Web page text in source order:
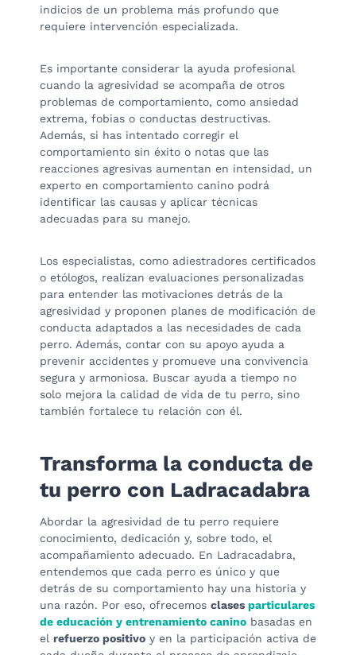
indicios de un problema más profundo que
requiere intervención especializada.
Es importante considerar la ayuda profesional
cuando la agresividad se acompaña de otros
problemas de comportamiento, como ansiedad
extrema, fobias o conductas destructivas.
Además, si has intentado corregir el
comportamiento sin éxito o notas que las
reacciones agresivas aumentan en intensidad, un
experto en comportamiento canino podrá
identificar las causas y aplicar técnicas
adecuadas para su manejo.
Los especialistas, como adiestradores certificados
o etólogos, realizan evaluaciones personalizadas
para entender las motivaciones detrás de la
agresividad y proponen planes de modificación de
conducta adaptados a las necesidades de cada
perro. Además, contar con su apoyo ayuda a
prevenir accidentes y promueve una convivencia
segura y armoniosa. Buscar ayuda a tiempo no
solo mejora la calidad de vida de tu perro, sino
también fortalece tu relación con él.
Transforma la conducta de
tu perro con Ladracadabra
Abordar la agresividad de tu perro requiere
conocimiento, dedicación y, sobre todo, el
acompañamiento adecuado. En Ladracadabra,
entendemos que cada perro es único y que
detrás de su comportamiento hay una historia y
una razón. Por eso, ofrecemos clases particulares
de educación y entrenamiento canino basadas en
el refuerzo positivo y en la participación activa de